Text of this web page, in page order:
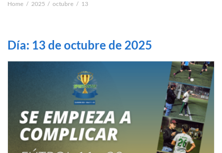
Home 2025 octubre 13
Día: 13 de octubre de 2025